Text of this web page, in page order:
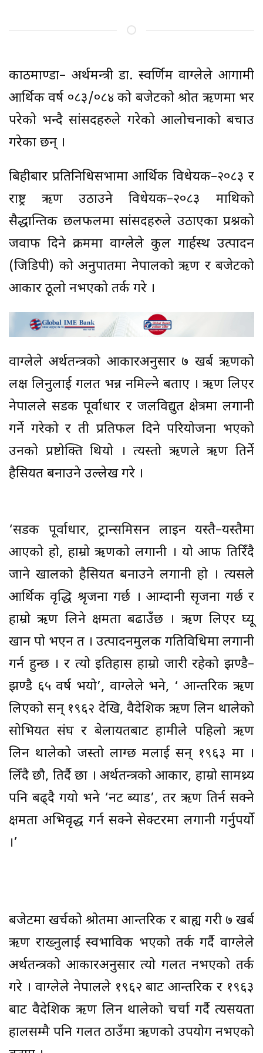
काठमाण्डौं– अर्थमन्त्री डा. स्वर्णिम वाग्लेले आगामी
आर्थिक वर्ष ०८३/०८४ को बजेटको श्रोत ऋणमा भर
परेको भन्दै सांसदहरुले गरेको आलोचनाको बचाउ
गरेका छन् ।
बिहीबार प्रतिनिधिसभामा आर्थिक विधेयक–२०८३ र
राष्ट्र ऋण उठाउने विधेयक–२०८३ माथिको
सैद्धान्तिक छलफलमा सांसदहरुले उठाएका प्रश्नको
जवाफ दिने क्रममा वाग्लेले कुल गार्हस्थ उत्पादन
(जिडिपी) को अनुपातमा नेपालको ऋण र बजेटको
आकार ठूलो नभएको तर्क गरे ।
वाग्लेले अर्थतन्त्रको आकारअनुसार ७ खर्ब ऋणको
लक्ष लिनुलाई गलत भन्न नमिल्ने बताए । ऋण लिएर
नेपालले सडक पूर्वाधार र जलविद्युत क्षेत्रमा लगानी
गर्ने गरेको र ती प्रतिफल दिने परियोजना भएको
उनको प्रष्टोक्ति थियो । त्यस्तो ऋणले ऋण तिर्ने
हैसियत बनाउने उल्लेख गरे ।
‘सडक पूर्वाधार, ट्रान्समिसन लाइन यस्तै–यस्तैमा
आएको हो, हाम्रो ऋणको लगानी । यो आफैं तिरिँदै
जाने खालको हैसियत बनाउने लगानी हो । त्यसले
आर्थिक वृद्धि श्रृजना गर्छ । आम्दानी सृजना गर्छ र
हाम्रो ऋण लिने क्षमता बढाउँछ । ऋण लिएर घ्यू
खान पो भएन त । उत्पादनमुलक गतिविधिमा लगानी
गर्न हुन्छ । र त्यो इतिहास हाम्रो जारी रहेको झण्डै–
झण्डै ६५ वर्ष भयो’, वाग्लेले भने, ‘ आन्तरिक ऋण
लिएको सन् १९६२ देखि, वैदेशिक ऋण लिन थालेको
सोभियत संघ र बेलायतबाट हामीले पहिलो ऋण
लिन थालेको जस्तो लाग्छ मलाई सन् १९६३ मा ।
लिँदै छौैं, तिर्दै छौं । अर्थतन्त्रको आकार, हाम्रो सामथ्र्य
पनि बढ्दै गयो भने ‘नट ब्याड’, तर ऋण तिर्न सक्ने
क्षमता अभिवृद्ध गर्न सक्ने सेक्टरमा लगानी गर्नुपर्यो
।’
बजेटमा खर्चको श्रोतमा आन्तरिक र बाह्य गरी ७ खर्ब
ऋण राख्नुलाई स्वभाविक भएको तर्क गर्दै वाग्लेले
अर्थतन्त्रको आकारअनुसार त्यो गलत नभएको तर्क
गरे । वाग्लेले नेपालले १९६२ बाट आन्तरिक र १९६३
बाट वैदेशिक ऋण लिन थालेको चर्चा गर्दै त्यसयता
हालसम्मै पनि गलत ठाउँमा ऋणको उपयोग नभएको